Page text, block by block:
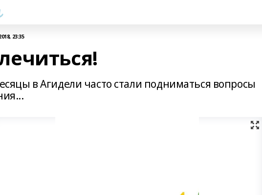
23:35
в Агидели часто стали подниматься вопросы